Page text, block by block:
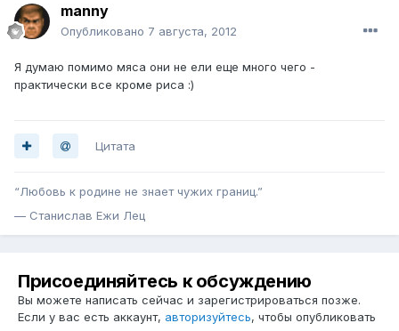
manny
Опубликовано 7 августа, 2012
Я думаю помимо мяса они не ели еще много чего -
практически все кроме риса :)
Цитата
“Любовь к родине не знает чужих границ.”
— Станислав Ежи Лец
Присоединяйтесь к обсуждению
Вы можете написать сейчас и зарегистрироваться позже.
Если у вас есть аккаунт, авторизуйтесь, чтобы опубликовать